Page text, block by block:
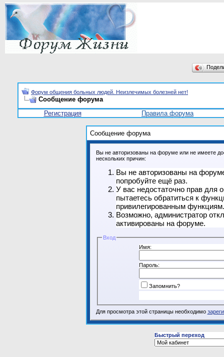
Форум общения больных людей. Неизлечимых болезней нет!
Сообщение форума
Регистрация
Правила форума
Сообщение форума
Вы не авторизованы на форуме или не имеете
нескольких причин:
Вы не авторизованы на
попробуйте ещё раз.
У вас недостаточно прав для
пытаетесь обратиться к
привилегированным функциям.
Возможно, администратор
активированы на форуме.
Вход
Имя:
Пароль:
Запомнить?
Для просмотра этой страницы необходимо
Быстрый переход